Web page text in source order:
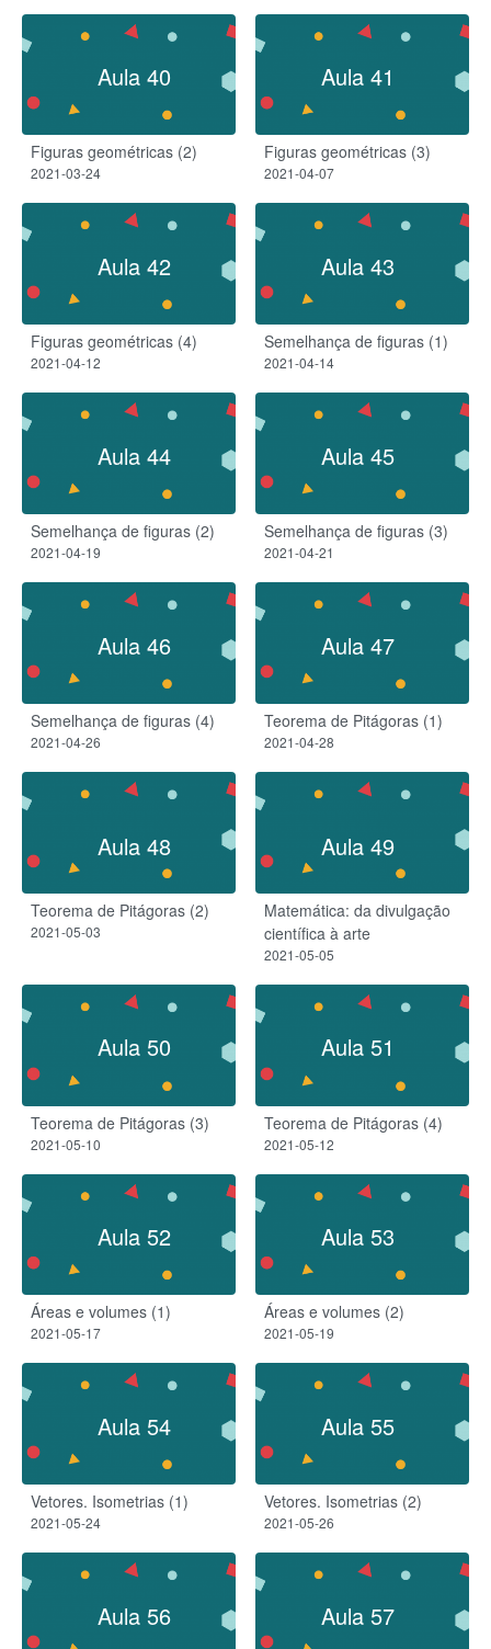
Aula 40
Figuras geométricas (2)
2021-03-24
Aula 41
Figuras geométricas (3)
2021-04-07
Aula 42
Figuras geométricas (4)
2021-04-12
Aula 43
Semelhança de figuras (1)
2021-04-14
Aula 44
Semelhança de figuras (2)
2021-04-19
Aula 45
Semelhança de figuras (3)
2021-04-21
Aula 46
Semelhança de figuras (4)
2021-04-26
Aula 47
Teorema de Pitágoras (1)
2021-04-28
Aula 48
Teorema de Pitágoras (2)
2021-05-03
Aula 49
Matemática: da divulgação
científica à arte
2021-05-05
Aula 50
Teorema de Pitágoras (3)
2021-05-10
Aula 51
Teorema de Pitágoras (4)
2021-05-12
Aula 52
Áreas e volumes (1)
2021-05-17
Aula 53
Áreas e volumes (2)
2021-05-19
Aula 54
Vetores. Isometrias (1)
2021-05-24
Aula 55
Vetores. Isometrias (2)
2021-05-26
Aula 56 Aula 57